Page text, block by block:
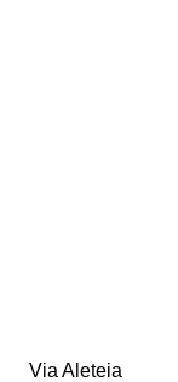
Via Aleteia